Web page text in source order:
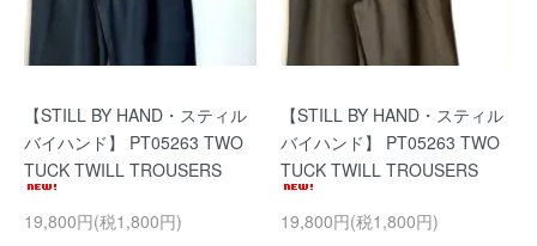
【STILL BY HAND・スティル
バイハンド】 PT05263 TWO
TUCK TWILL TROUSERS
19,800円(税1,800円)
【STILL BY HAND・スティル
バイハンド】 PT05263 TWO
TUCK TWILL TROUSERS
19,800円(税1,800円)